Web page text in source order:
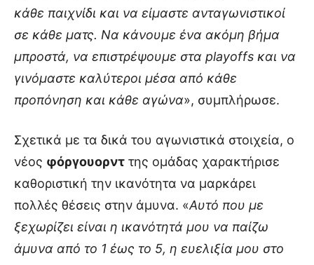
κάθε παιχνίδι και να είμαστε ανταγωνιστικοί
σε κάθε ματς. Να κάνουμε ένα ακόμη βήμα
μπροστά, να επιστρέψουμε στα playoffs και να
γινόμαστε καλύτεροι μέσα από κάθε
προπόνηση και κάθε αγώνα», συμπλήρωσε.
Σχετικά με τα δικά του αγωνιστικά στοιχεία, ο
νέος φόργουορντ της ομάδας χαρακτήρισε
καθοριστική την ικανότητα να μαρκάρει
πολλές θέσεις στην άμυνα. «Αυτό που με
ξεχωρίζει είναι η ικανότητά μου να παίζω
άμυνα από το 1 έως το 5, η ευελιξία μου στο